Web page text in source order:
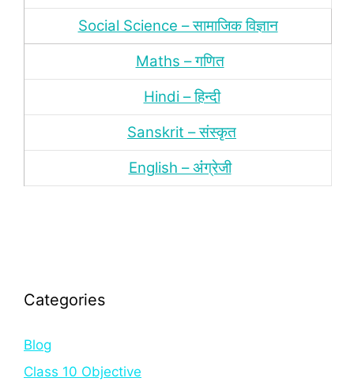
Social Science – सामाजिक विज्ञान
Maths – गणित
Hindi – हिन्‍दी
Sanskrit – संस्‍कृत
English – अंंग्रेजी
Categories
Blog
Class 10 Objective